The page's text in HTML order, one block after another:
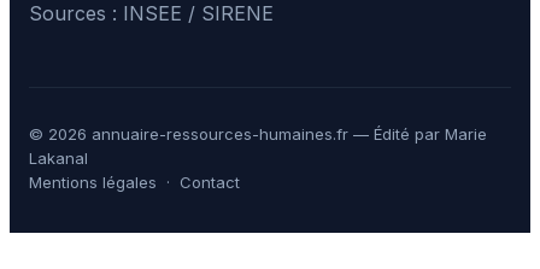
Sources : INSEE / SIRENE
© 2026 annuaire-ressources-humaines.fr — Édité par Marie
Lakanal
Mentions légales · Contact